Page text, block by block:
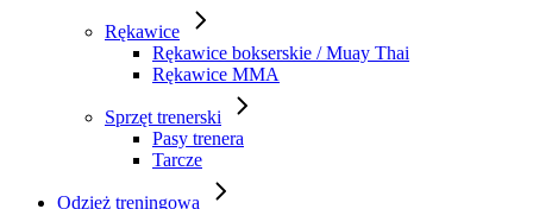
Rękawice
Rękawice bokserskie / Muay Thai
Rękawice MMA
Sprzęt trenerski
Pasy trenera
Tarcze
Odzież treningowa